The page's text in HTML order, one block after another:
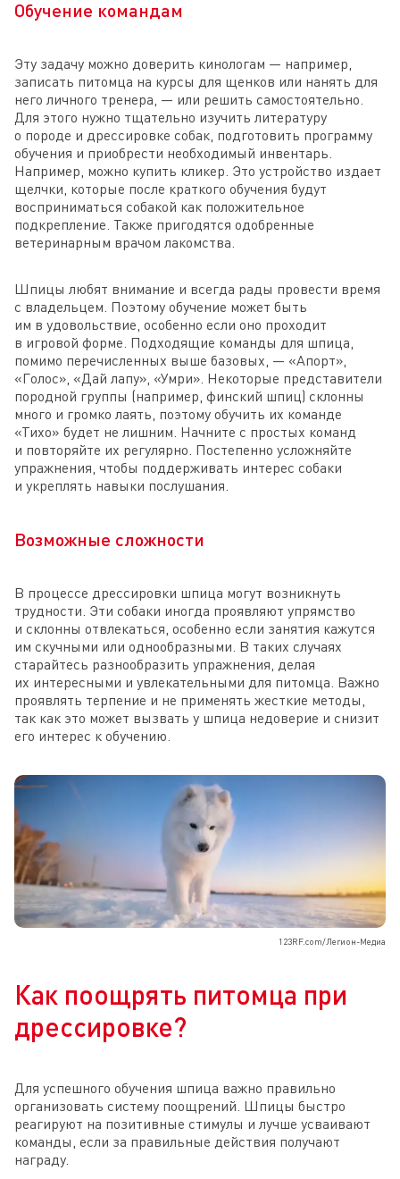
Обучение командам
Эту задачу можно доверить кинологам — например,
записать питомца на курсы для щенков или нанять для
него личного тренера, — или решить самостоятельно.
Для этого нужно тщательно изучить литературу
о породе и дрессировке собак, подготовить программу
обучения и приобрести необходимый инвентарь.
Например, можно купить кликер. Это устройство издает
щелчки, которые после краткого обучения будут
восприниматься собакой как положительное
подкрепление. Также пригодятся одобренные
ветеринарным врачом лакомства.
Шпицы любят внимание и всегда рады провести время
с владельцем. Поэтому обучение может быть
им в удовольствие, особенно если оно проходит
в игровой форме. Подходящие команды для шпица,
помимо перечисленных выше базовых, — «Апорт»,
«Голос», «Дай лапу», «Умри». Некоторые представители
породной группы (например, финский шпиц) склонны
много и громко лаять, поэтому обучить их команде
«Тихо» будет не лишним. Начните с простых команд
и повторяйте их регулярно. Постепенно усложняйте
упражнения, чтобы поддерживать интерес собаки
и укреплять навыки послушания.
Возможные сложности
В процессе дрессировки шпица могут возникнуть
трудности. Эти собаки иногда проявляют упрямство
и склонны отвлекаться, особенно если занятия кажутся
им скучными или однообразными. В таких случаях
старайтесь разнообразить упражнения, делая
их интересными и увлекательными для питомца. Важно
проявлять терпение и не применять жесткие методы,
так как это может вызвать у шпица недоверие и снизит
его интерес к обучению.
123RF.com/Легион-Медиа
Как поощрять питомца при
дрессировке?
Для успешного обучения шпица важно правильно
организовать систему поощрений. Шпицы быстро
реагируют на позитивные стимулы и лучше усваивают
команды, если за правильные действия получают
награду.